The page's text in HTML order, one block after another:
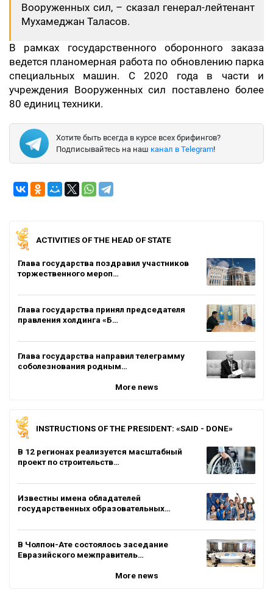
Вооруженных сил, – сказал генерал-лейтенант
Мухамеджан Таласов.
В рамках государственного оборонного заказа
ведется планомерная работа по обновлению парка
специальных машин. С 2020 года в части и
учреждения Вооруженных сил поставлено более
80 единиц техники.
Хотите быть всегда в курсе всех брифингов?
Подписывайтесь на наш канал в Telegram!
ACTIVITIES OF THE HEAD OF STATE
Глава государства поздравил участников
торжественного мероп…
Глава государства принял председателя
правления холдинга «Б…
Глава государства направил телеграмму
соболезнования родным…
More news
INSTRUCTIONS OF THE PRESIDENT: «SAID - DONE»
В 12 регионах реализуется масштабный
проект по строительств…
Известны имена обладателей
государственных образовательных…
В Чолпон-Ате состоялось заседание
Евразийского межправитель…
More news